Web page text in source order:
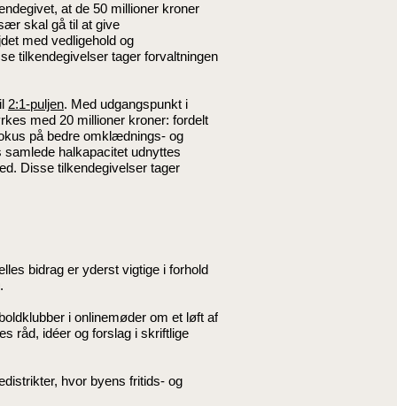
at de 50 millioner kroner
skal gå til at give
med vedligehold og
tilkendegivelser tager forvaltningen
2:1-puljen. Med udgangspunkt i
med 20 millioner kroner: fordelt
på bedre omklædnings- og
halkapacitet udnyttes
Disse tilkendegivelser tager
bidrag er yderst vigtige i forhold
i onlinemøder om et løft af
råd, idéer og forslag i skriftlige
hvor byens fritids- og